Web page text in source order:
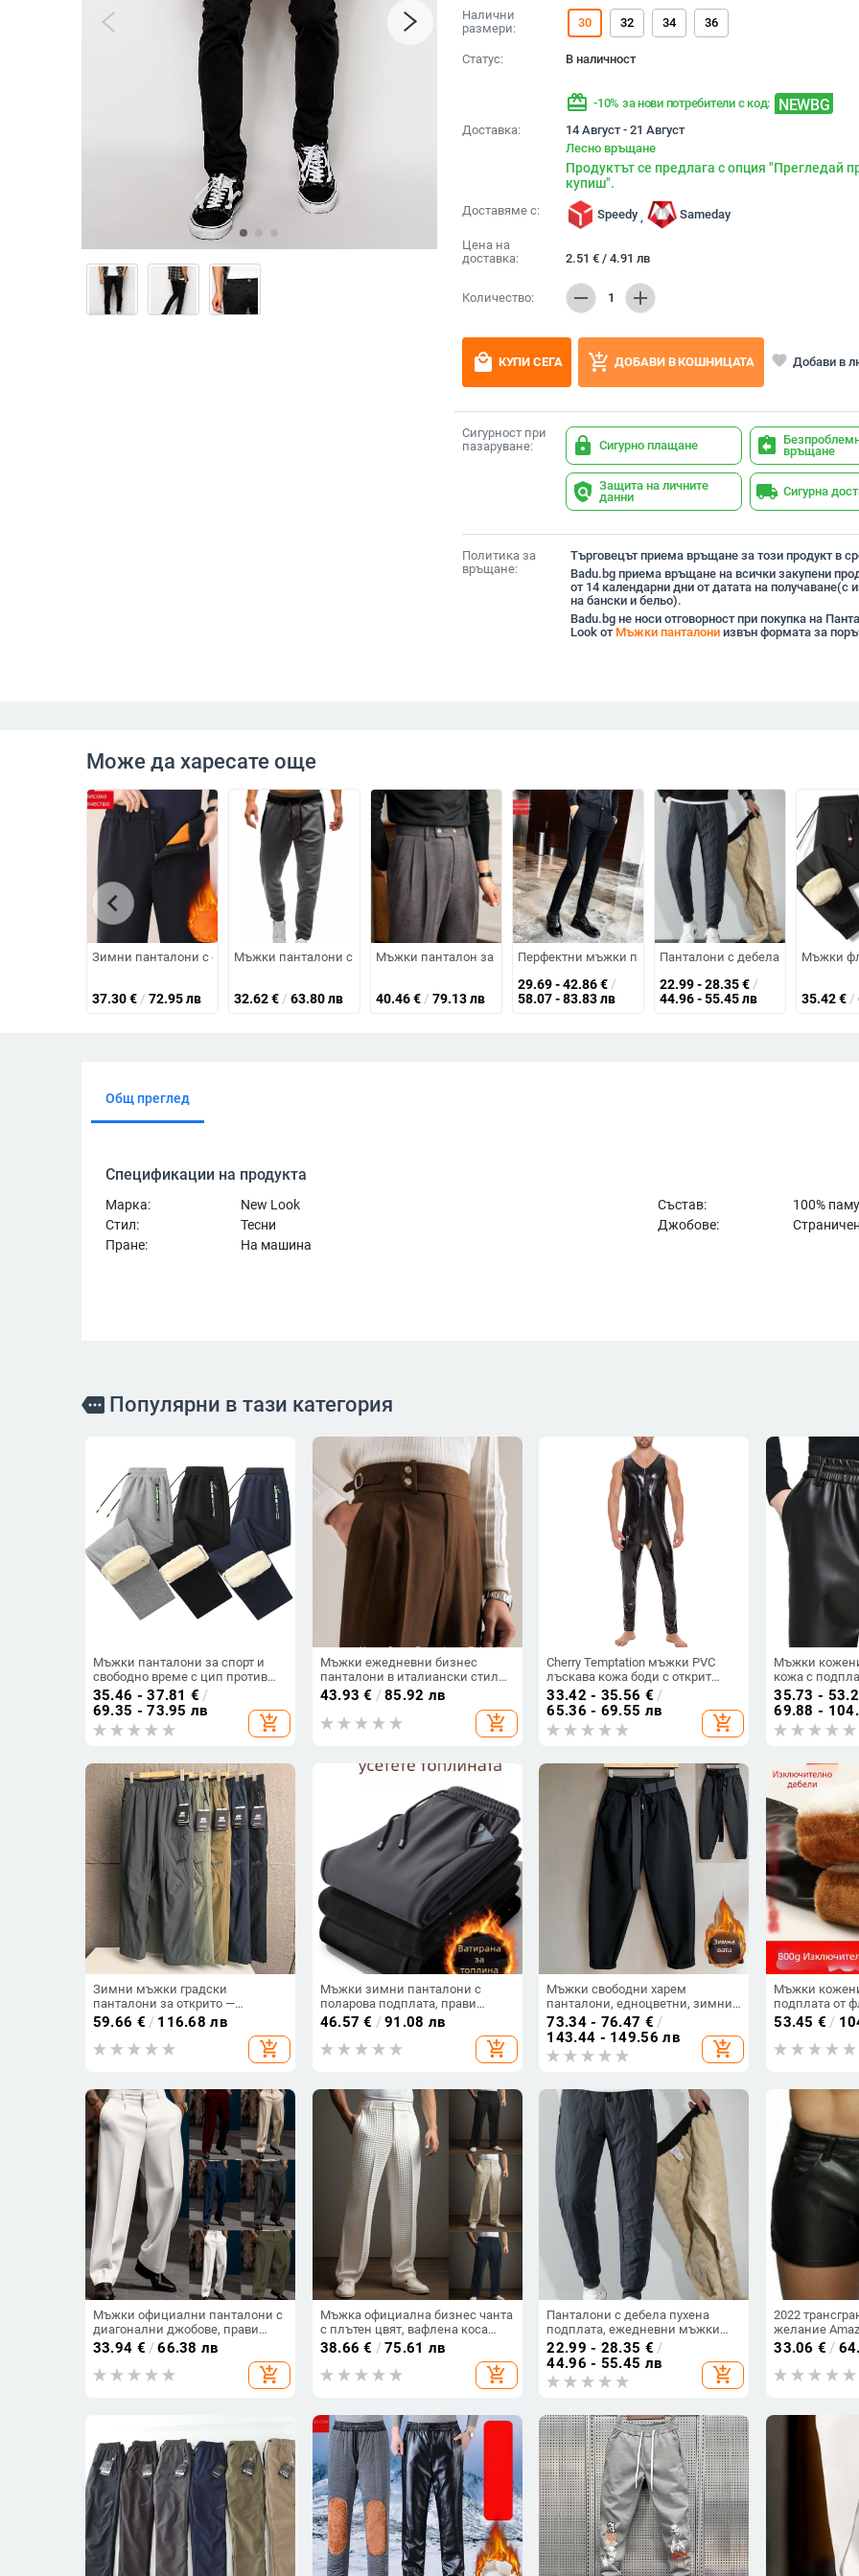
Налични
размери:
30 32 34 36
Статус: В наличност
redeem -10% за нови потребители с код: NEWBG
Доставка:
14 Август - 21 Август
Лесно връщане
Продуктът се предлага с опция "Прегледай
купиш".
Доставяме с: Speedy , Sameday
Цена на
доставка:
2.51 € / 4.91 лв
Количество: remove 1 add
local_mall КУПИ СЕГА add_shopping_cart ДОБАВИ В КОШНИЦАТА favorite Добави в
Сигурност при
пазаруване:
lock Сигурно плащане assignment_return връщане
policy Защита на личните
данни
local_shipping Сигурна
Политика за
връщане:
Търговецът приема връщане за този продукт в
Badu.bg приема връщане на всички закупени
от 14 календарни дни от датата на получаване(с
на бански и бельо).
Badu.bg не носи отговорност при покупка на
Look от Мъжки панталониизвън формата за
Може да харесате още
Зимни панталони с флисово подплата за бащи, мъжки дебели и топли за външно носене
37.30€ / 72.95 лв
Мъжки панталони с поларена подплата, прав крак, 100% полиестер, средна талия, лека еластичност, за
32.62€ / 63.80 лв
Мъжки панталон за костюм, висококачествен, Неапол, италиански, парижки, с
40.46€ / 79.13 лв
Перфектни мъжки панталони за костюм —
29.69 - 42.86€ /
58.07 - 83.83 лв
Панталони с дебела пухена
22.99 - 28.35€ /
44.96 - 55.45 лв
Мъжки
35.42€ /
chevron_left
Общ преглед
Спецификации на продукта
Марка: New Look Състав:
100%
Стил:
Тесни Джобове:
Пране:
На машина
more Популярни в тази категория
Мъжки панталони за спорт и
свободно време с цип против
кражба и подплата от овча
вълна за есенно-зимния сезон
35.46 - 37.81 € /
69.35 - 73.95 лв
add_shopping_cart
Мъжки ежедневни бизнес
панталони в италиански стил
Неапол, есенни и зимни, с
висока талия, прави, с нисък
размер, висококачествени
панталони за костюм Dape
43.93 € /85.92 лв
add_shopping_cart
Cherry Temptation мъжки PVC
лъскава кожа боди с открит
гръб, слим кройка, подплата PU
и прави панталони
33.42 - 35.56 € /
65.36 - 69.55 лв
add_shopping_cart
Мъжки
кожа с
дебели за
кройка с
силует,
мъже от
35.73 -
69.88 -
Зимни мъжки градски
панталони за открито —
водоустойчиви, ветроустойчиви,
с флийс подплата, дебели,
едноцветни, ежедневни.
59.66 € / 116.68 лв
add_shopping_cart
Мъжки зимни панталони с
поларова подплата, прави
крачоли, с колан, за мъже на
средна възраст, еластична
материя
46.57 € /91.08 лв
add_shopping_cart
Мъжки свободни харем
панталони, едноцветни, зимни,
casual стил
73.34 - 76.47 € /
143.44 - 149.56 лв
add_shopping_cart
Мъжки
подплата от
зима, висока
53.45 € /
Мъжки официални панталони с
диагонални джобове, прави
крачоли, едноцветни карирани,
дишащи, за ежедневието на
открито, за излизане
33.94 € /66.38 лв
add_shopping_cart
Мъжка официална бизнес чанта
с плътен цвят, вафлена коса
предна част, права, ежедневна,
ваканционна мода, панталон
38.66 € /75.61 лв
add_shopping_cart
Панталони с дебела пухена
подплата, ежедневни мъжки
панталони, двойки,
североизточни пътни
водоустойчиви памучни
панталони, топли дебели
22.99 - 28.35 € /
44.96 - 55.45 лв
add_shopping_cart
2022
желание
Съединените
ежедневни
панталони
33.06 € /